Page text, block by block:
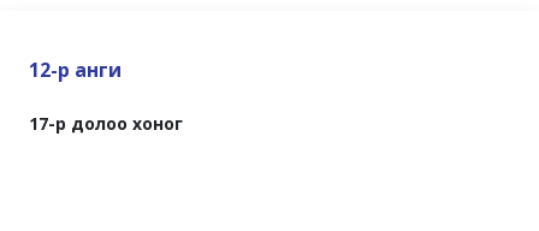
12-р анги
17-р долоо хоног